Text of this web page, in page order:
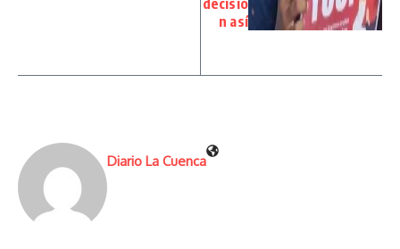
decisió
n así
Diario La Cuenca